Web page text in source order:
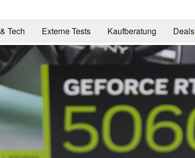
Tech Externe Tests Kaufberatung Deals